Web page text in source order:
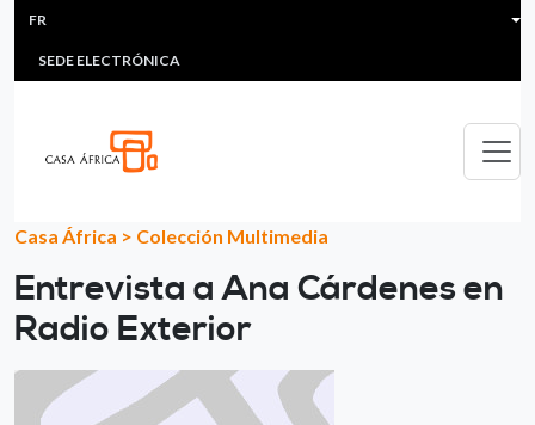
Aller au contenu principal
HEADER MENU
MULTIMEDIA
SEDE ELECTRÓNICA
FR
Casa África > Colección Multimedia
Entrevista a Ana Cárdenes en
Radio Exterior